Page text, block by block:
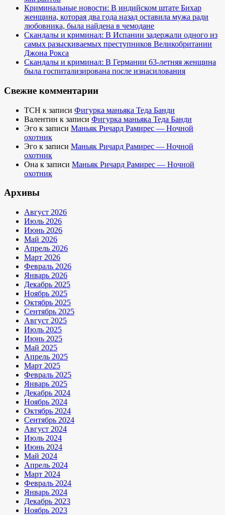
Криминальные новости: В индийском штате Бихар
женщина, которая два года назад оставила мужа ради
любовника, была найдена в чемодане
Скандалы и криминал: В Испании задержали одного из
самых разыскиваемых преступников Великобритании
Джона Рокса
Скандалы и криминал: В Германии 63-летняя женщина
была госпитализирована после изнасилования
Свежие комментарии
TCH к записи Фигурка маньяка Теда Банди
Валентин к записи Фигурка маньяка Теда Банди
Эго к записи Маньяк Ричард Рамирес — Ночной
охотник
Эго к записи Маньяк Ричард Рамирес — Ночной
охотник
Она к записи Маньяк Ричард Рамирес — Ночной
охотник
Архивы
Август 2026
Июль 2026
Июнь 2026
Май 2026
Апрель 2026
Март 2026
Февраль 2026
Январь 2026
Декабрь 2025
Ноябрь 2025
Октябрь 2025
Сентябрь 2025
Август 2025
Июль 2025
Июнь 2025
Май 2025
Апрель 2025
Март 2025
Февраль 2025
Январь 2025
Декабрь 2024
Ноябрь 2024
Октябрь 2024
Сентябрь 2024
Август 2024
Июль 2024
Июнь 2024
Май 2024
Апрель 2024
Март 2024
Февраль 2024
Январь 2024
Декабрь 2023
Ноябрь 2023